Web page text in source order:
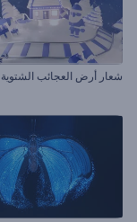
شعار أرض العجائب الشتوية